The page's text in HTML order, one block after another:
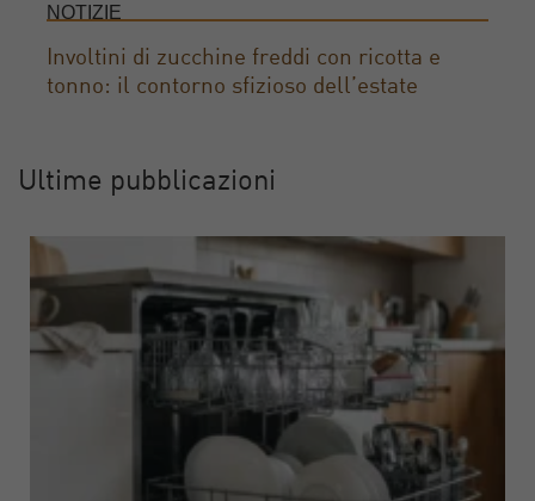
NOTIZIE
Involtini di zucchine freddi con ricotta e
tonno: il contorno sfizioso dell’estate
Ultime pubblicazioni